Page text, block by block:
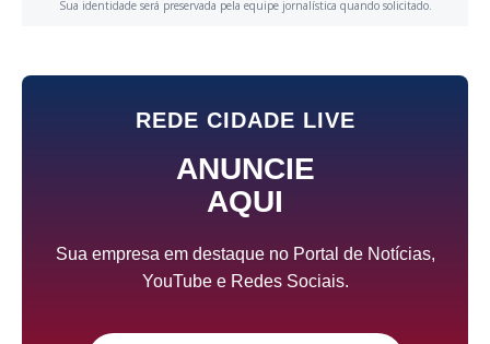
Sua identidade será preservada pela equipe jornalística quando solicitado.
REDE CIDADE LIVE
ANUNCIE
AQUI
Sua empresa em destaque no Portal de Notícias,
YouTube e Redes Sociais.